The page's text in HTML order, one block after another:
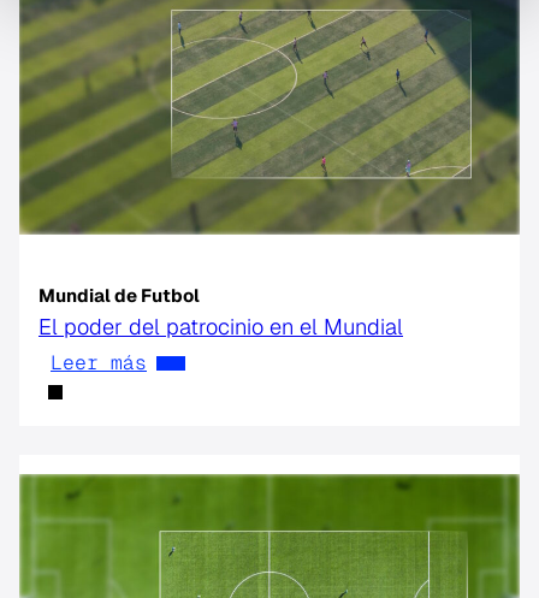
Mundial de Futbol
El poder del patrocinio en el Mundial
Leer más